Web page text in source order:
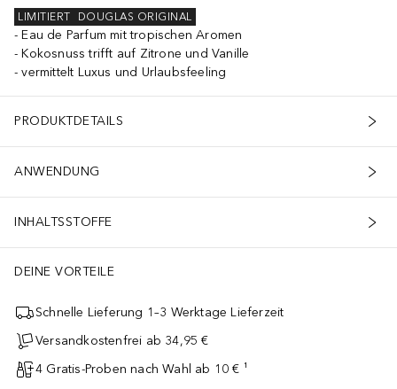
DOUGLAS ORIGINAL
LIMITIERT
Eau de Parfum mit tropischen Aromen
Kokosnuss trifft auf Zitrone und Vanille
vermittelt Luxus und Urlaubsfeeling
PRODUKTDETAILS
ANWENDUNG
INHALTSSTOFFE
DEINE VORTEILE
Schnelle Lieferung 1–3 Werktage Lieferzeit
Versandkostenfrei ab 34,95 €
4 Gratis-Proben nach Wahl ab 10 € ¹